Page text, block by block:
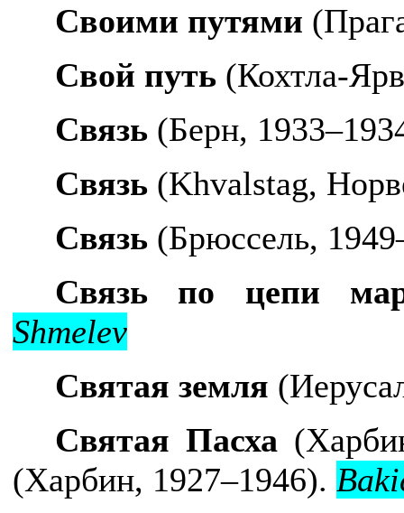
Своими путями
Свой путь (Кохтла-
Связь (Берн,
Связь (Khvalstag,
Связь (Брюссель,
Связь по цепи
Shmelev
Святая земля
Святая Пасха
(Харбин, 1927–1946).